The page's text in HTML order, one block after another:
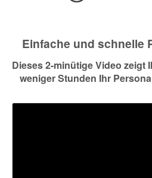
Einfache und schnelle
Dieses 2-minütige Video zeigt
weniger Stunden Ihr